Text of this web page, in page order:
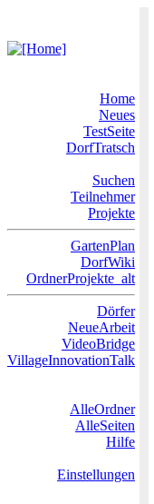
Home
Neues
TestSeite
DorfTratsch
Suchen
Teilnehmer
Projekte
GartenPlan
DorfWiki
OrdnerProjekte_alt
Dörfer
NeueArbeit
VideoBridge
VillageInnovationTalk
AlleOrdner
AlleSeiten
Hilfe
Einstellungen